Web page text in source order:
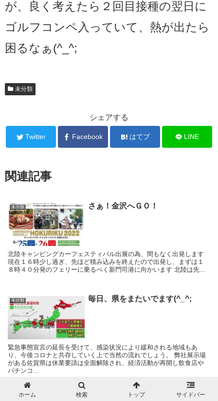
が、良く考えたら２回目接種の翌日に
ゴルフコンペ入っていて、熱が出たら
困るなぁ(^_^;
未分類
シェアする
Twitter Facebook はてブ LINE
関連記事
未分類 さぁ！金沢へＧＯ！
北陸キャンピングカーフェスティバル出展の為、間もなく出発します
現在１６時少し過ぎ、先ほど積み込みを終えたので出発し、まずは１
８時４０分発のフェリーに乗るべく新門司港に向かいます 北陸は先...
未分類 毎日、県をまたいでます(^_^;
緊急事態宣言の延長を受けて、感染状況により緩和される地域もあ
り、今後コロナと共存していく上で当然の流れでしょう。 弊社展示場
がある佐賀県は休業要請は全面解除され、経済活動が再開し飲食店や
パチンコ...
ホーム 検索 トップ サイドバー